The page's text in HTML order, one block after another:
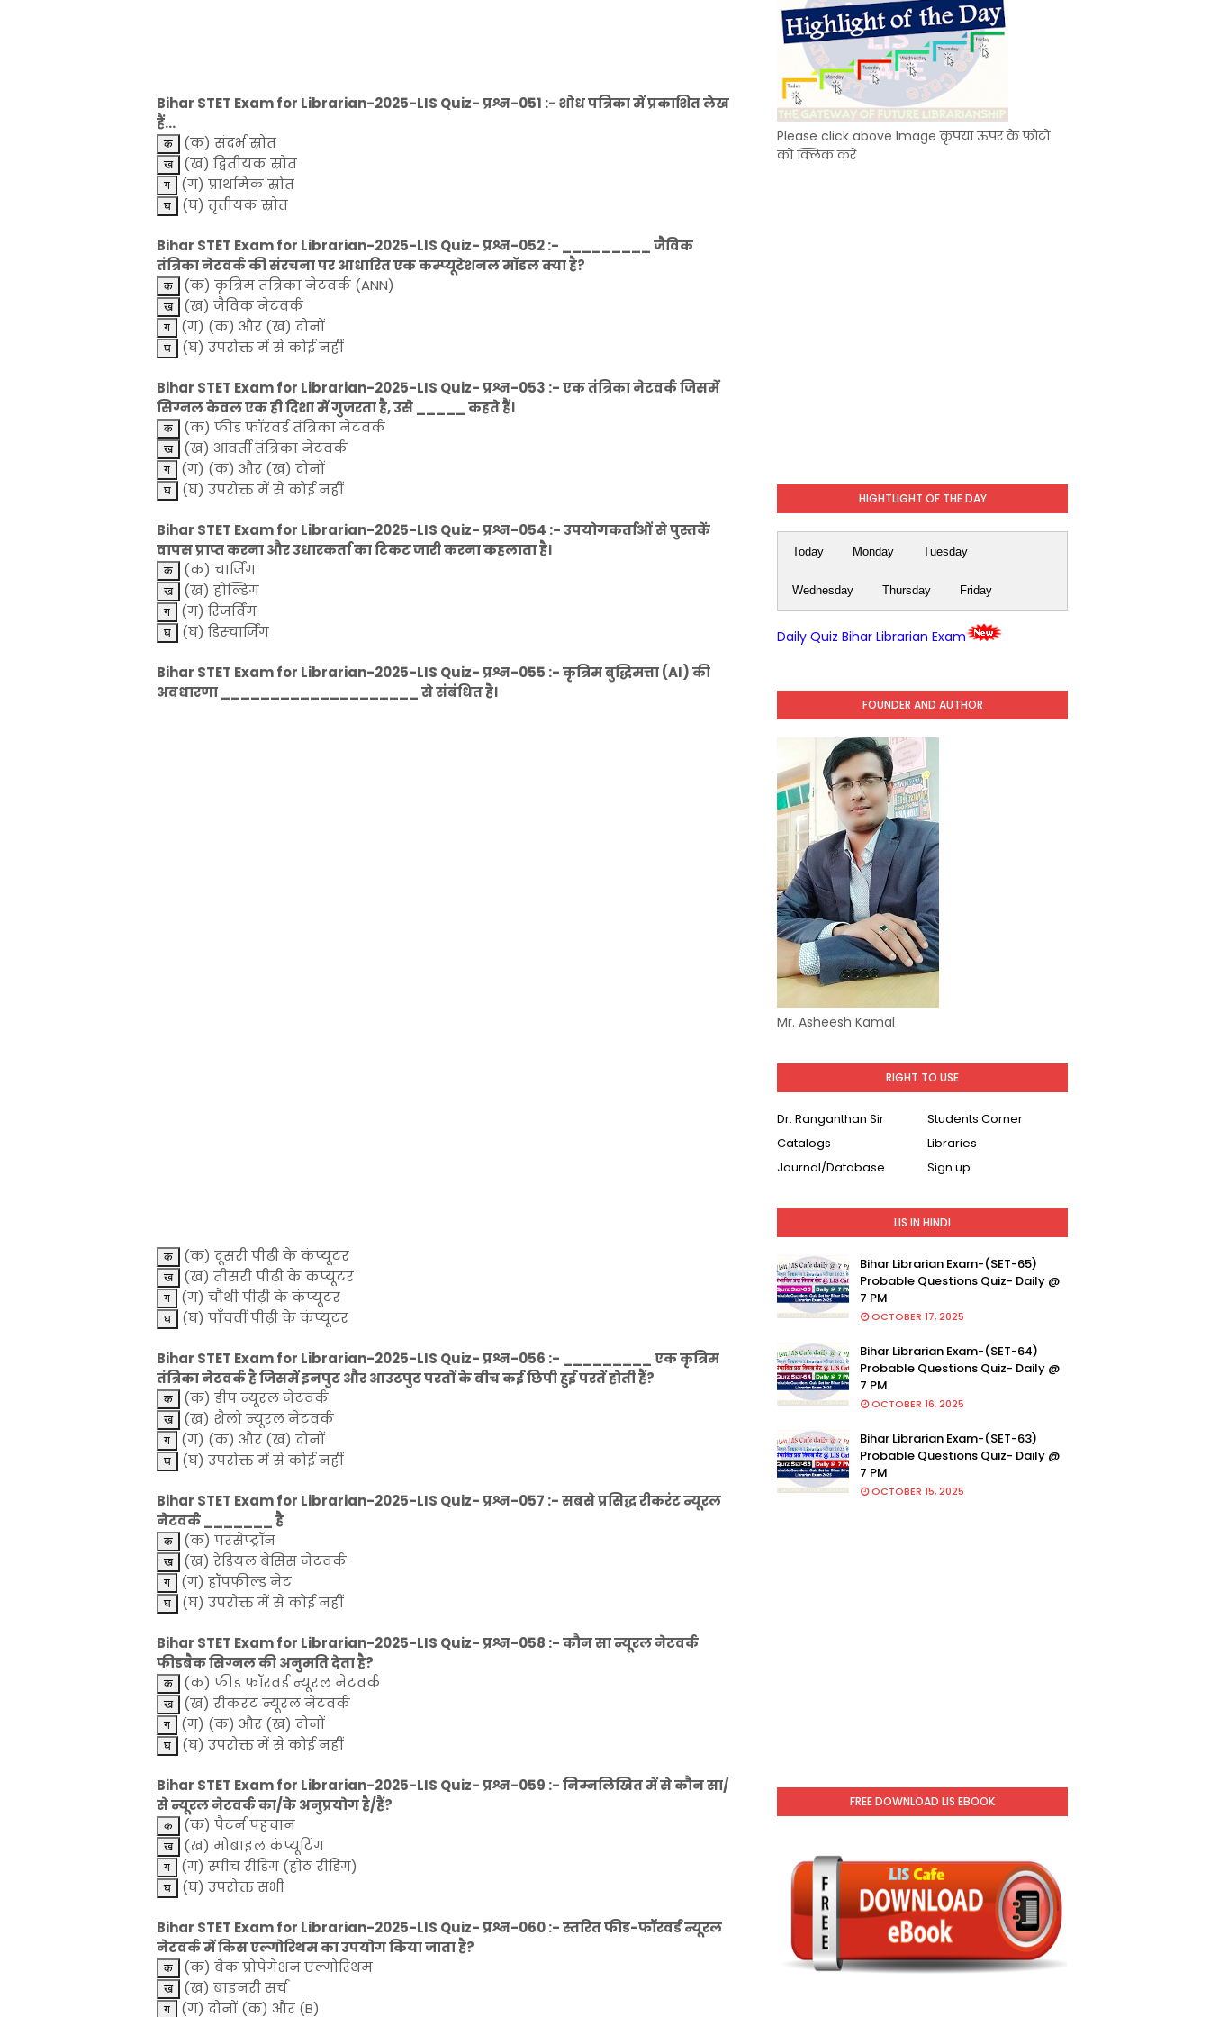
Bihar STET Exam for Librarian-2025-LIS Quiz- प्रश्न-051 :- शोध पत्रिका में प्रकाशित लेख
हैं...
(क) संदर्भ स्रोत
(ख) द्वितीयक स्रोत
(ग) प्राथमिक स्रोत
(घ) तृतीयक स्रोत
Bihar STET Exam for Librarian-2025-LIS Quiz- प्रश्न-052 :- _________ जैविक
तंत्रिका नेटवर्क की संरचना पर आधारित एक कम्प्यूटेशनल मॉडल क्या है?
(क) कृत्रिम तंत्रिका नेटवर्क (ANN)
(ख) जैविक नेटवर्क
(ग) (क) और (ख) दोनों
(घ) उपरोक्त में से कोई नहीं
Bihar STET Exam for Librarian-2025-LIS Quiz- प्रश्न-053 :- एक तंत्रिका नेटवर्क जिसमें
सिग्नल केवल एक ही दिशा में गुजरता है, उसे _____ कहते हैं।
(क) फीड फॉरवर्ड तंत्रिका नेटवर्क
(ख) आवर्ती तंत्रिका नेटवर्क
(ग) (क) और (ख) दोनों
(घ) उपरोक्त में से कोई नहीं
Bihar STET Exam for Librarian-2025-LIS Quiz- प्रश्न-054 :- उपयोगकर्ताओं से पुस्तकें
वापस प्राप्त करना और उधारकर्ता का टिकट जारी करना कहलाता है।
(क) चार्जिंग
(ख) होल्डिंग
(ग) रिजर्विंग
(घ) डिस्चार्जिंग
Bihar STET Exam for Librarian-2025-LIS Quiz- प्रश्न-055 :- कृत्रिम बुद्धिमत्ता (AI) की
अवधारणा ____________________ से संबंधित है।
(क) दूसरी पीढ़ी के कंप्यूटर
(ख) तीसरी पीढ़ी के कंप्यूटर
(ग) चौथी पीढ़ी के कंप्यूटर
(घ) पाँचवीं पीढ़ी के कंप्यूटर
Bihar STET Exam for Librarian-2025-LIS Quiz- प्रश्न-056 :- _________ एक कृत्रिम
तंत्रिका नेटवर्क है जिसमें इनपुट और आउटपुट परतों के बीच कई छिपी हुई परतें होती हैं?
(क) डीप न्यूरल नेटवर्क
(ख) शैलो न्यूरल नेटवर्क
(ग) (क) और (ख) दोनों
(घ) उपरोक्त में से कोई नहीं
Bihar STET Exam for Librarian-2025-LIS Quiz- प्रश्न-057 :- सबसे प्रसिद्ध रीकरंट न्यूरल
नेटवर्क _______ है
(क) परसेप्ट्रॉन
(ख) रेडियल बेसिस नेटवर्क
(ग) हॉपफील्ड नेट
(घ) उपरोक्त में से कोई नहीं
Bihar STET Exam for Librarian-2025-LIS Quiz- प्रश्न-058 :- कौन सा न्यूरल नेटवर्क
फीडबैक सिग्नल की अनुमति देता है?
(क) फीड फॉरवर्ड न्यूरल नेटवर्क
(ख) रीकरंट न्यूरल नेटवर्क
(ग) (क) और (ख) दोनों
(घ) उपरोक्त में से कोई नहीं
Bihar STET Exam for Librarian-2025-LIS Quiz- प्रश्न-059 :- निम्नलिखित में से कौन सा/
से न्यूरल नेटवर्क का/के अनुप्रयोग है/हैं?
(क) पैटर्न पहचान
(ख) मोबाइल कंप्यूटिंग
(ग) स्पीच रीडिंग (होंठ रीडिंग)
(घ) उपरोक्त सभी
Bihar STET Exam for Librarian-2025-LIS Quiz- प्रश्न-060 :- स्तरित फीड-फॉरवर्ड न्यूरल
नेटवर्क में किस एल्गोरिथम का उपयोग किया जाता है?
(क) बैक प्रोपेगेशन एल्गोरिथम
(ख) बाइनरी सर्च
(ग) दोनों (क) और (B)
Please click above Image कृपया ऊपर के फोटो
को क्लिक करें
HIGHTLIGHT OF THE DAY
Today Monday Tuesday
Wednesday Thursday Friday
Daily Quiz Bihar Librarian Exam
FOUNDER AND AUTHOR
Mr. Asheesh Kamal
RIGHT TO USE
Dr. Ranganthan Sir
Students Corner
Catalogs
Libraries
Journal/Database
Sign up
LIS IN HINDI
Bihar Librarian Exam-(SET-65)
Probable Questions Quiz- Daily @
7 PM
OCTOBER 17, 2025
Bihar Librarian Exam-(SET-64)
Probable Questions Quiz- Daily @
7 PM
OCTOBER 16, 2025
Bihar Librarian Exam-(SET-63)
Probable Questions Quiz- Daily @
7 PM
OCTOBER 15, 2025
FREE DOWNLOAD LIS EBOOK